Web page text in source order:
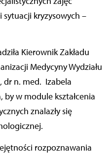
kryzysowych –
Kierownik Zakładu
Medycyny Wydziału
dr n. med. Izabela
by w module kształcenia
znalazły się
rozpoznawania